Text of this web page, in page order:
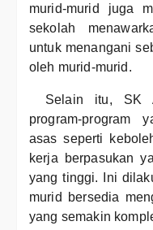
murid-murid juga
sekolah
untuk menangani
oleh murid-murid.
Selain itu, SK
program-program
asas seperti
kerja berpasukan
yang tinggi. Ini
murid bersedia
yang semakin